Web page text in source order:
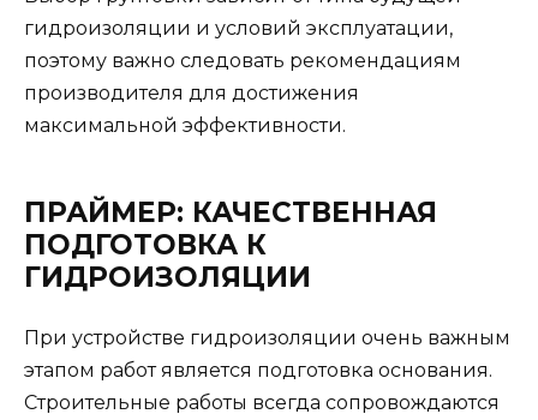
гидроизоляции и условий эксплуатации,
поэтому важно следовать рекомендациям
производителя для достижения
максимальной эффективности.
ПРАЙМЕР: КАЧЕСТВЕННАЯ
ПОДГОТОВКА К
ГИДРОИЗОЛЯЦИИ
При устройстве гидроизоляции очень важным
этапом работ является подготовка основания.
Строительные работы всегда сопровождаются